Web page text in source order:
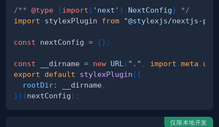
/** @type {import ( 'next' ) . NextConfig} */
import
stylexPlugin from "@stylexjs/nextjs-
const nextConfig = {} ;
const __dirname = new URL ( "." , import .meta . url
export
default stylexPlugin ({
rootDir: __dirname ,
}) (nextConfig) ;
仅限本地开发